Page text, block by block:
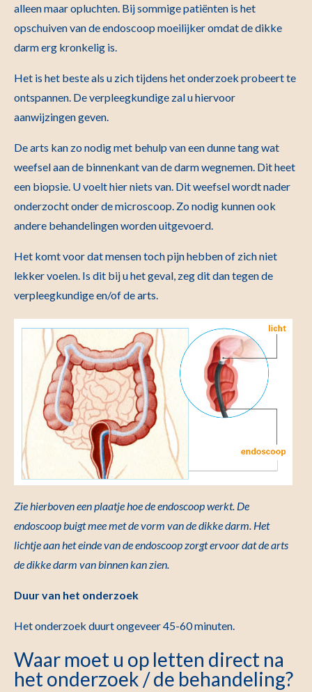
alleen maar opluchten. Bij sommige patiënten is het
opschuiven van de endoscoop moeilijker omdat de dikke
darm erg kronkelig is.
Het is het beste als u zich tijdens het onderzoek probeert te
ontspannen. De verpleegkundige zal u hiervoor
aanwijzingen geven.
De arts kan zo nodig met behulp van een dunne tang wat
weefsel aan de binnenkant van de darm wegnemen. Dit heet
een biopsie. U voelt hier niets van. Dit weefsel wordt nader
onderzocht onder de microscoop. Zo nodig kunnen ook
andere behandelingen worden uitgevoerd.
Het komt voor dat mensen toch pijn hebben of zich niet
lekker voelen. Is dit bij u het geval, zeg dit dan tegen de
verpleegkundige en/of de arts.
Zie hierboven een plaatje hoe de endoscoop werkt. De
endoscoop buigt mee met de vorm van de dikke darm. Het
lichtje aan het einde van de endoscoop zorgt ervoor dat de arts
de dikke darm van binnen kan zien.
Duur van het onderzoek
Het onderzoek duurt ongeveer 45-60 minuten.
Waar moet u op letten direct na
het onderzoek / de behandeling?